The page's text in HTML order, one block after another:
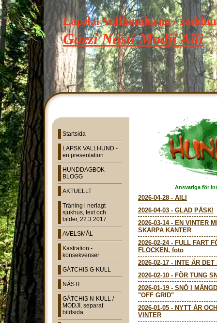
Lapska Vallhundarna /
Gázzi Násti Modji Aili
Startsida
LAPSK VALLHUND -
en presentation
HUNDDAGBOK -
BLOGG
AKTUELLT
Träning i nerlagt
sjukhus, text och
bilder, 22.3.2017
AVELSMÅL
Kastration -
konsekvenser
GÁTCHIS G-KULL
NÁSTI
GÁTCHIS N-KULL /
MODJI, separat
bildsida.
Ansvariga för
2026-04-28 - AILI
2026-04-03 - GLAD PÅSK!
2026-03-14- EN VINTER
SKARPA KANTER
2026-02-24- FULL FART
FLOCKEN, foto
2026-02-17 -
INTE ÄR
2026-02-10 - FÖR TUNG
2026-01-19 - SNÖ I
"OFF GRID"
2026-01-05 - NYTT ÅR OCH
VINTER